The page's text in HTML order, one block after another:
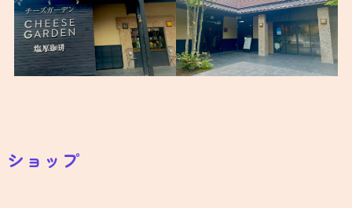
ショップ